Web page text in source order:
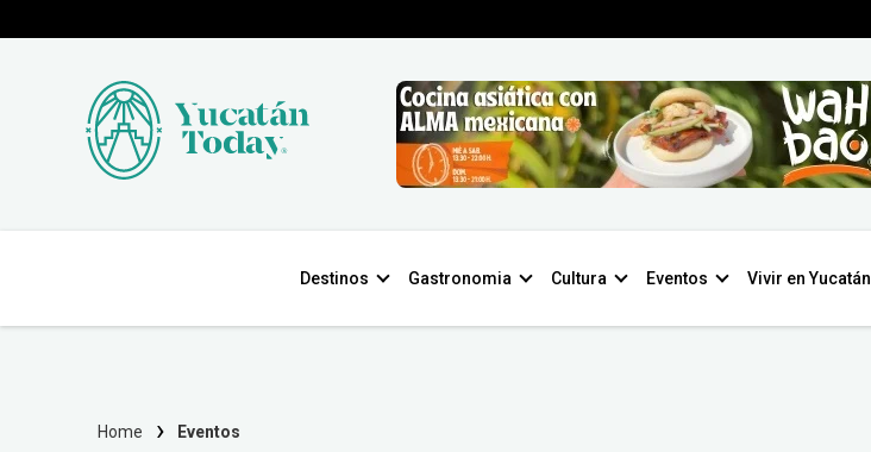
Destinos Gastronomia Cultura Eventos Vivir en Yucatán
Home Eventos